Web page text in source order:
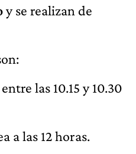
y se realizan de
las 10.15 y 10.30
a las 12 horas.